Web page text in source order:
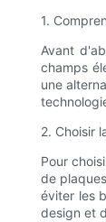
1.
Avant
champs
une
2. Choisir
Pour
de
éviter les
design et